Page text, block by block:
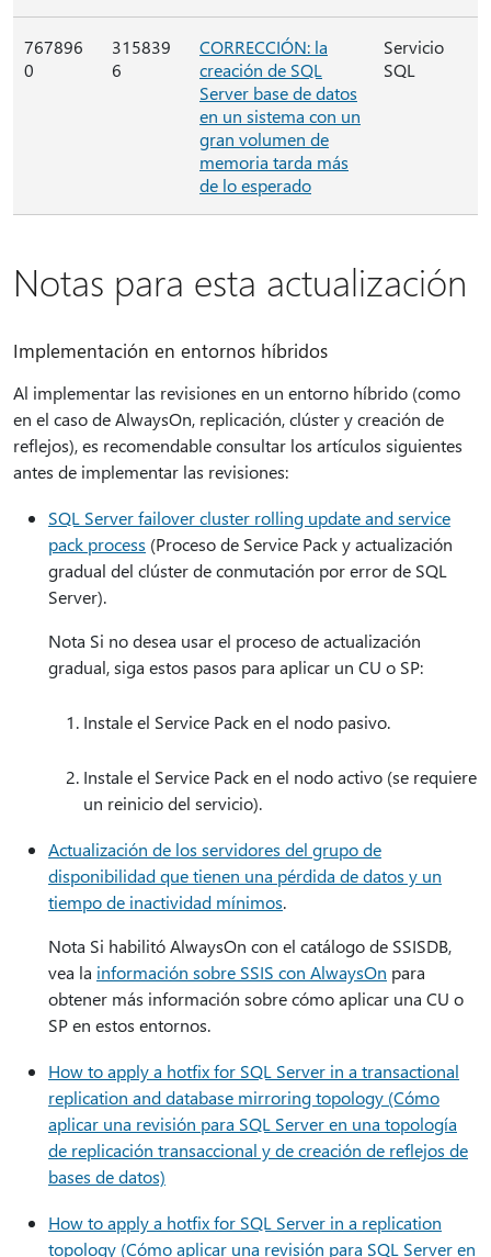
767896
0
315839
6
CORRECCIÓN: la
creación de SQL
Server base de datos
en un sistema con un
gran volumen de
memoria tarda más
de lo esperado
Servicio
SQL
Notas para esta actualización
Implementación en entornos híbridos
Al implementar las revisiones en un entorno híbrido (como
en el caso de AlwaysOn, replicación, clúster y creación de
reflejos), es recomendable consultar los artículos siguientes
antes de implementar las revisiones:
SQL Server failover cluster rolling update and service
pack process (Proceso de Service Pack y actualización
gradual del clúster de conmutación por error de SQL
Server).
Nota Si no desea usar el proceso de actualización
gradual, siga estos pasos para aplicar un CU o SP:
Instale el Service Pack en el nodo pasivo.
Instale el Service Pack en el nodo activo (se requiere
un reinicio del servicio).
Actualización de los servidores del grupo de
disponibilidad que tienen una pérdida de datos y un
tiempo de inactividad mínimos.
Nota Si habilitó AlwaysOn con el catálogo de SSISDB,
vea la información sobre SSIS con AlwaysOn para
obtener más información sobre cómo aplicar una CU o
SP en estos entornos.
How to apply a hotfix for SQL Server in a transactional
replication and database mirroring topology (Cómo
aplicar una revisión para SQL Server en una topología
de replicación transaccional y de creación de reflejos de
bases de datos)
How to apply a hotfix for SQL Server in a replication
topology (Cómo aplicar una revisión para SQL Server en